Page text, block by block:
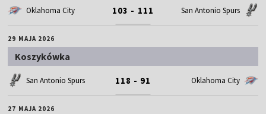
Oklahoma City 103 - 111 San Antonio Spurs
29 MAJA 2026
Koszykówka
San Antonio Spurs 118 - 91 Oklahoma City
27 MAJA 2026